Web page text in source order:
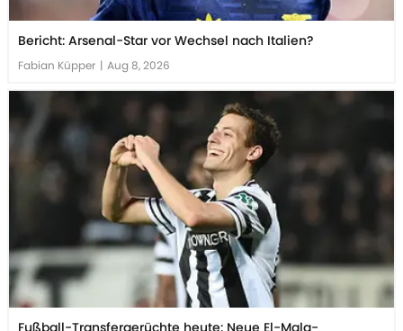
Bericht: Arsenal-Star vor Wechsel nach Italien?
Fabian Küpper | Aug 8, 2026
Fußball-Transfergerüchte heute: Neue El-Mala-